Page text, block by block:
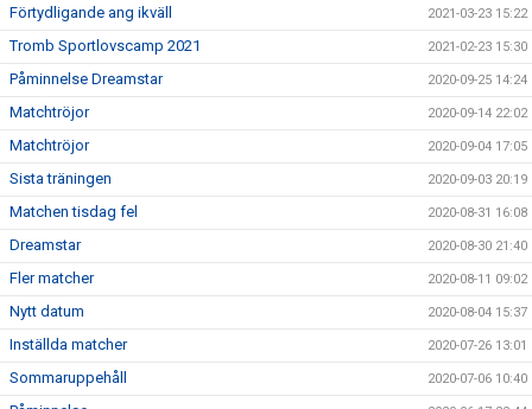
Förtydligande ang ikväll 2021-03-23 15:22
Tromb Sportlovscamp 2021 2021-02-23 15:30
Påminnelse Dreamstar 2020-09-25 14:24
Matchtröjor 2020-09-14 22:02
Matchtröjor 2020-09-04 17:05
Sista träningen 2020-09-03 20:19
Matchen tisdag fel 2020-08-31 16:08
Dreamstar 2020-08-30 21:40
Fler matcher 2020-08-11 09:02
Nytt datum 2020-08-04 15:37
Inställda matcher 2020-07-26 13:01
Sommaruppehåll 2020-07-06 10:40